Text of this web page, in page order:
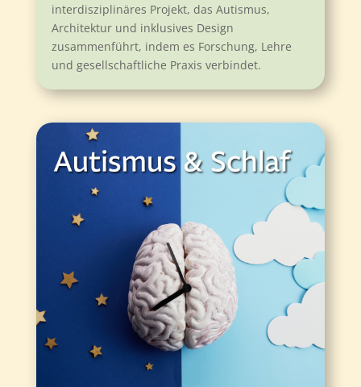
interdisziplinäres Projekt, das Autismus,
Architektur und inklusives Design
zusammenführt, indem es Forschung, Lehre
und gesellschaftliche Praxis verbindet.